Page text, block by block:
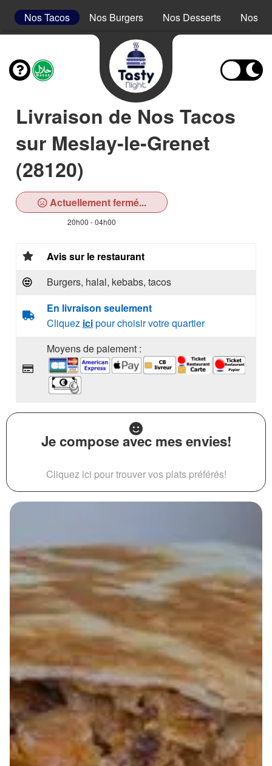
Nos Tacos Nos Burgers Nos Desserts Nos
Livraison de Nos Tacos
sur Meslay-le-Grenet
(28120)
Actuellement fermé...
20h00 - 04h00
Avis sur le restaurant
Burgers, halal, kebabs, tacos
En livraison seulement
Cliquez icipour choisir votre quartier
Moyens de paiement :
Je compose avec mes envies!
Cliquez ici pour trouver vos plats préférés!